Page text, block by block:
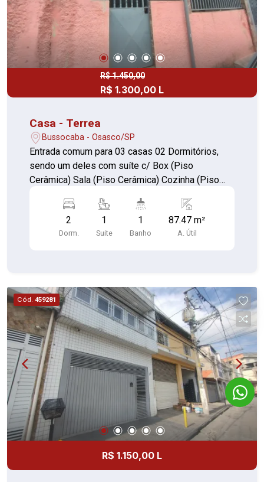
R$ 1.450,00
R$ 1.300,00 L
Casa - Terrea
Bussocaba - Osasco/SP
Entrada comum para 03 casas 02 Dormitórios,
sendo um deles com suíte c/ Box (Piso
Cerâmica) Sala (Piso Cerâmica) Cozinha (Piso
Área de serviço Churrasqueira Forno e Fogão a
2
Dorm.
1
Suite
1
Banho
87.47 m²
A. Útil
Cód. 459281
R$ 1.150,00 L